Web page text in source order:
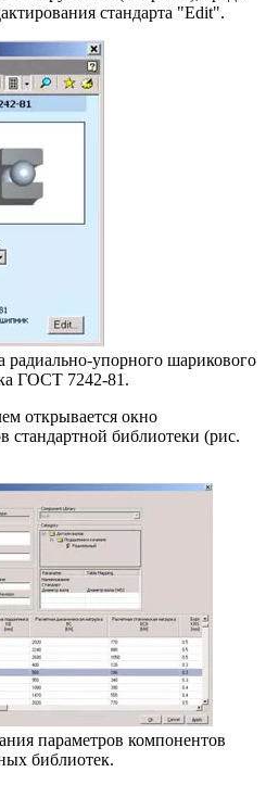
стандарта "Edit".
радиально-упорного шарикового
ГОСТ 7242-81.
открывается окно
стандартной библиотеки (рис.
параметров компонентов
библиотек.